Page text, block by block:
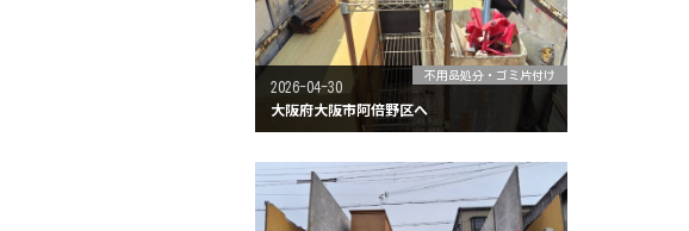
2026-04-30
不用品処分・ゴミ片付け
大阪府大阪市阿倍野区へ